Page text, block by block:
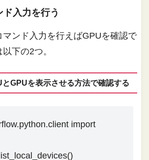
入力を行う
マンド入力を行えばGPUを確認で
下の2つ。
GPUを表示させる方法で確認する
import